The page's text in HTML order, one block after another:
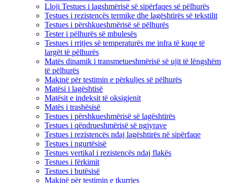
Lloji Testues i lagshmërisë së sipërfaqes së pëlhurës
Testues i rezistencës termike dhe lagështirës së tekstilit
Testues i përshkueshmërisë së pëlhurës
Tester i pëlhurës së mbulesës
Testues i rritjes së temperaturës me infra të kuqe të
largët të pëlhurës
Matës dinamik i transmetueshmërisë së ujit të lëngshëm
të pëlhurës
Makinë për testimin e përkuljes së pëlhurës
Matësi i lagështisë
Matësit e indeksit të oksigjenit
Matës i trashësisë
Testues i përshkueshmërisë së lagështirës
Testues i qëndrueshmërisë së ngjyrave
Testues i rezistencës ndaj lagështirës në sipërfaqe
Testues i ngurtësisë
Testues vertikal i rezistencës ndaj flakës
Testues i fërkimit
Testues i butësisë
Makinë për testimin e tkurrjes